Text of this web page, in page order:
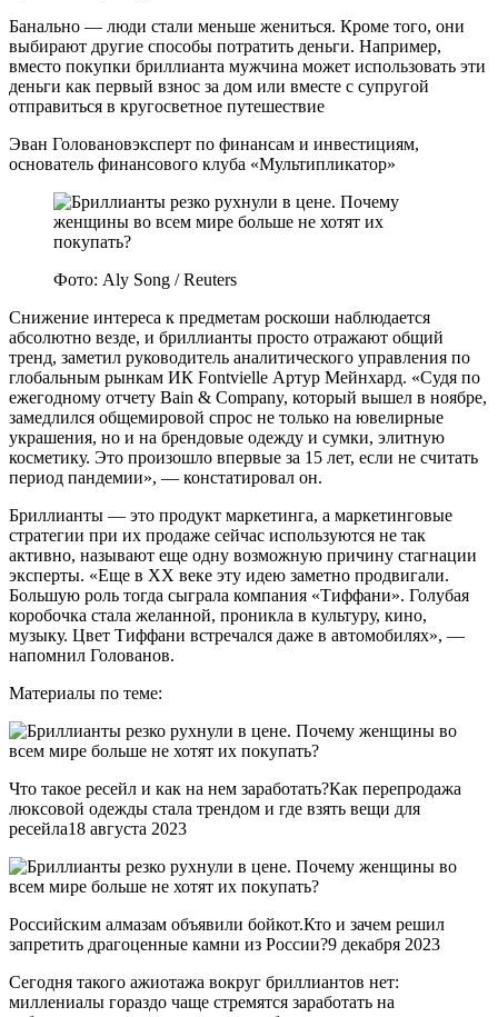
Банально — люди стали меньше жениться. Кроме того, они
выбирают другие способы потратить деньги. Например,
вместо покупки бриллианта мужчина может использовать эти
деньги как первый взнос за дом или вместе с супругой
отправиться в кругосветное путешествие
Эван Головановэксперт по финансам и инвестициям,
основатель финансового клуба «Мультипликатор»
Фото: Aly Song / Reuters
Снижение интереса к предметам роскоши наблюдается
абсолютно везде, и бриллианты просто отражают общий
тренд, заметил руководитель аналитического управления по
глобальным рынкам ИК Fontvielle Артур Мейнхард. «Судя по
ежегодному отчету Bain & Company, который вышел в ноябре,
замедлился общемировой спрос не только на ювелирные
украшения, но и на брендовые одежду и сумки, элитную
косметику. Это произошло впервые за 15 лет, если не считать
период пандемии», — констатировал он.
Бриллианты — это продукт маркетинга, а маркетинговые
стратегии при их продаже сейчас используются не так
активно, называют еще одну возможную причину стагнации
эксперты. «Еще в ХХ веке эту идею заметно продвигали.
Большую роль тогда сыграла компания «Тиффани». Голубая
коробочка стала желанной, проникла в культуру, кино,
музыку. Цвет Тиффани встречался даже в автомобилях», —
напомнил Голованов.
Материалы по теме:
Что такое ресейл и как на нем заработать?Как перепродажа
люксовой одежды стала трендом и где взять вещи для
ресейла18 августа 2023
Российским алмазам объявили бойкот.Кто и зачем решил
запретить драгоценные камни из России?9 декабря 2023
Сегодня такого ажиотажа вокруг бриллиантов нет:
миллениалы гораздо чаще стремятся заработать на